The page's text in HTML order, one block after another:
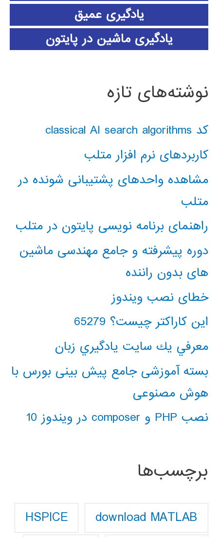
یادگیری عمیق
یادگیری ماشین در پایتون
نوشته‌های تازه
کد classical AI search algorithms
کاربردهای نرم افزار متلب
مشاهده واحدهای پشتیبانی شونده در
متلب
راهنمای برنامه نویسی پایتون در متلب
دوره پیشرفته و جامع مهندسی ماشین
های بدون راننده
خطای نصب ویندوز
این کاراکتر چیست؟ 65279
معرفي يك سايت يادگيري زبان
بسته آموزشی جامع پیش بینی بورس با
هوش مصنوعی
نصب PHP و composer در ویندوز 10
برچسب‌ها
download MATLAB
HSPICE